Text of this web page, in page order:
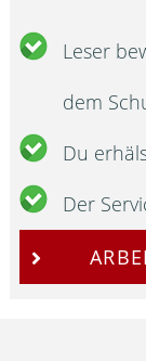
Leser
dem
Du
Der